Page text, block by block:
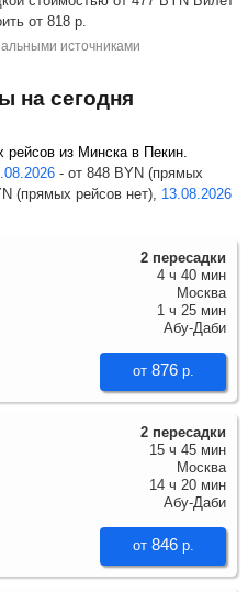
от 818 р
источниками
на сегодня
- от 848 BYN (прямых
(прямых рейсов нет), 13.08.2026
от 876 р.
2 пересадки
4 ч 40 мин
Москва
1 ч 25 мин
Абу-Даби
от 846 р.
2 пересадки
15 ч 45 мин
Москва
14 ч 20 мин
Абу-Даби